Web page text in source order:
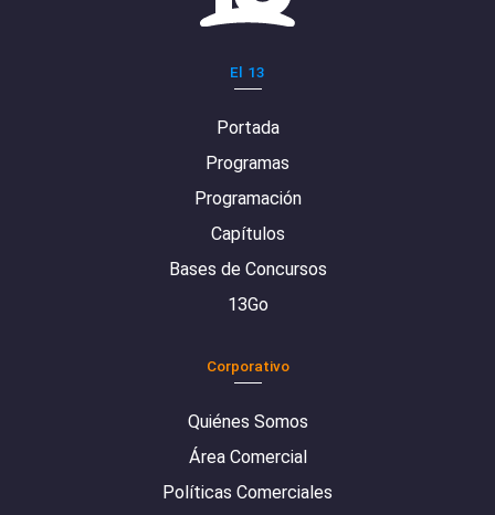
El 13
Portada
Programas
Programación
Capítulos
Bases de Concursos
13Go
Corporativo
Quiénes Somos
Área Comercial
Políticas Comerciales